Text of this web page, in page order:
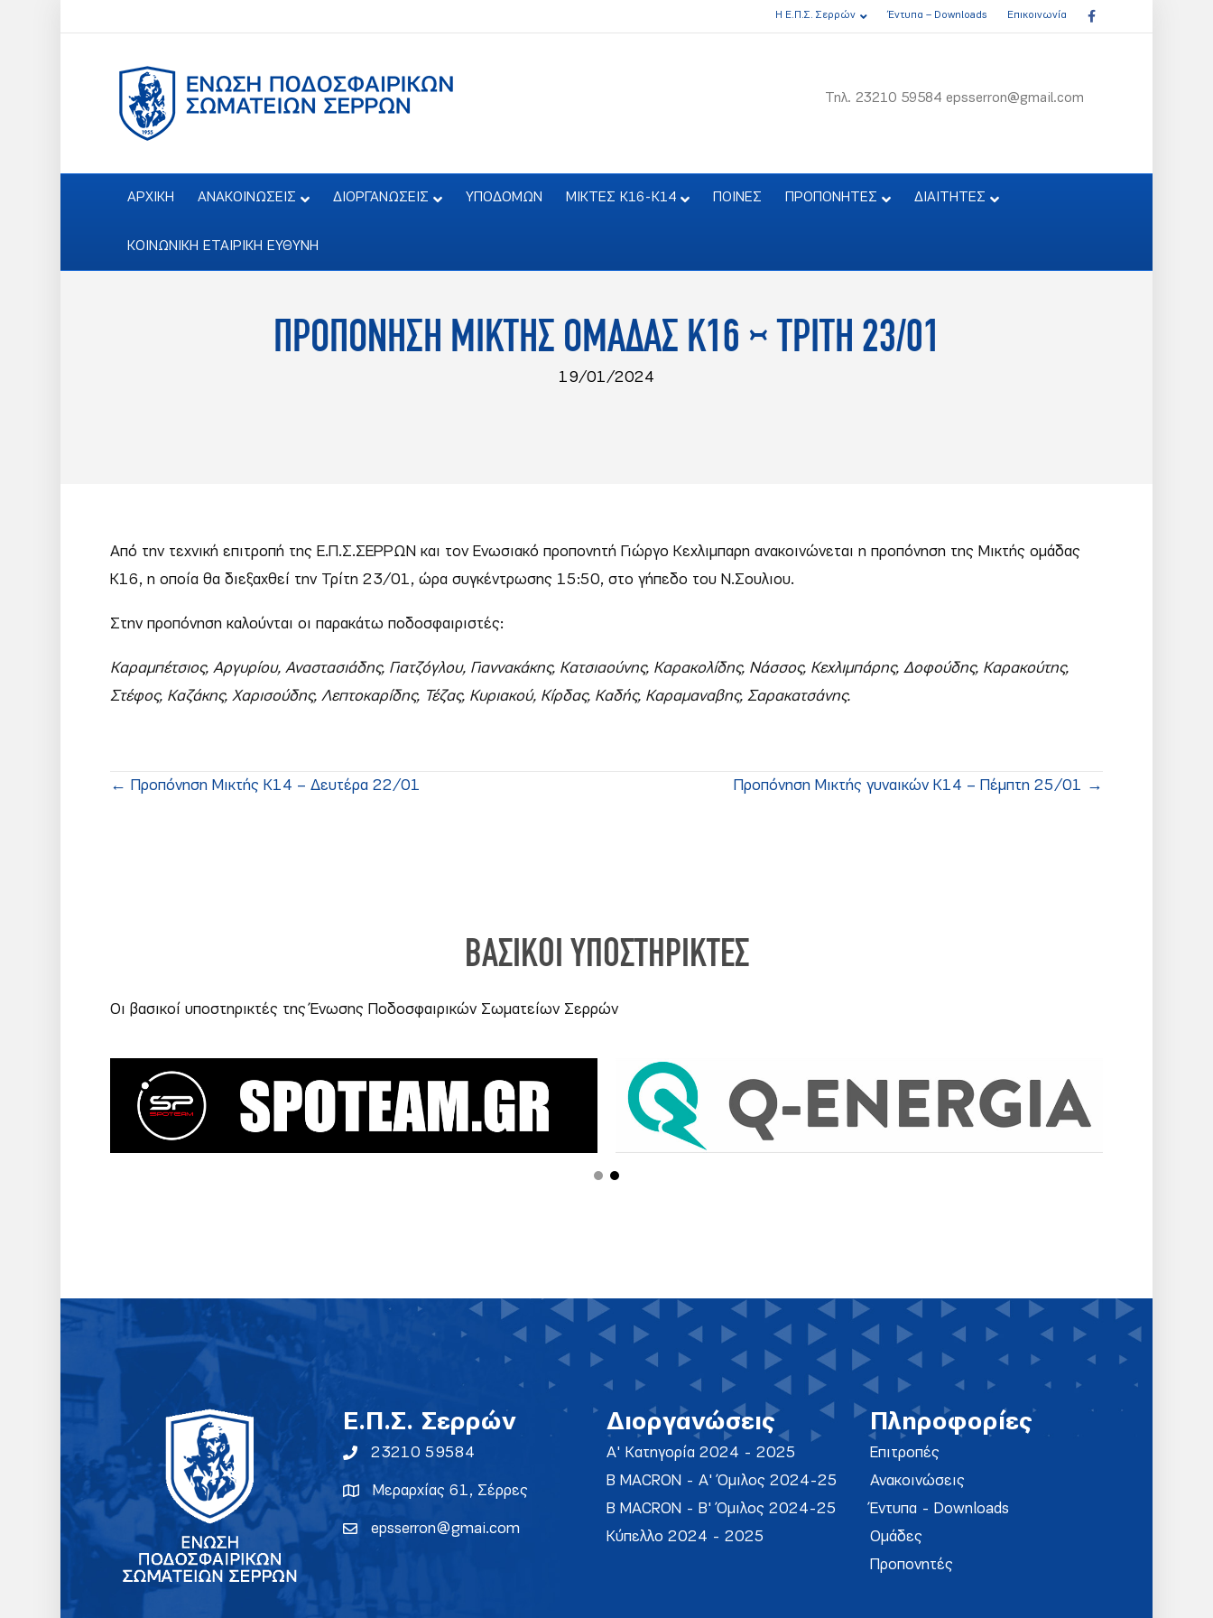
Η Ε.Π.Σ. Σερρών Έντυπα – Downloads Επικοινωνία Facebook
Τηλ. 23210 59584 epsserron@gmail.com
ΑΡΧΙΚΗ ΑΝΑΚΟΙΝΩΣΕΙΣ ΔΙΟΡΓΑΝΩΣΕΙΣ ΥΠΟΔΟΜΩΝ ΜΙΚΤΕΣ Κ16-Κ14 ΠΟΙΝΕΣ ΠΡΟΠΟΝΗΤΕΣ ΔΙΑΙΤΗΤΕΣ
ΚΟΙΝΩΝΙΚΗ ΕΤΑΙΡΙΚΗ ΕΥΘΥΝΗ
ΠΡΟΠΟΝΗΣΗ ΜΙΚΤΗΣ ΟΜΑΔΑΣ Κ16 – ΤΡΙΤΗ 23/01
19/01/2024
Από την τεχνική επιτροπή της Ε.Π.Σ.ΣΕΡΡΩΝ και τον Ενωσιακό προπονητή Γιώργο Κεχλιμπαρη ανακοινώνεται η προπόνηση της Μικτής ομάδας
Κ16, η οποία θα διεξαχθεί την Τρίτη 23/01, ώρα συγκέντρωσης 15:50, στο γήπεδο του Ν.Σουλιου.
Στην προπόνηση καλούνται οι παρακάτω ποδοσφαιριστές:
Καραμπέτσιος, Αργυρίου, Αναστασιάδης, Γιατζόγλου, Γιαννακάκης, Κατσιαούνης, Καρακολίδης, Νάσσος, Κεχλιμπάρης, Δοφούδης, Καρακούτης,
Στέφος, Καζάκης, Χαρισούδης, Λεπτοκαρίδης, Τέζας, Κυριακού, Κίρδας, Καδής, Καραμαναβης, Σαρακατσάνης.
Posts
← Προπόνηση Μικτής Κ14 – Δευτέρα 22/01 Προπόνηση Μικτής γυναικών Κ14 – Πέμπτη 25/01 →
ΒΑΣΙΚΟΙ ΥΠΟΣΤΗΡΙΚΤΕΣ
Οι βασικοί υποστηρικτές της Ένωσης Ποδοσφαιρικών Σωματείων Σερρών
E.Π.Σ. Σερρών
23210 59584
Μεραρχίας 61, Σέρρες
epsserron@gmai.com
Διοργανώσεις
Α' Κατηγορία 2024 - 2025
Β MACRON - Α' Όμιλος 2024-25
Β MACRON - Β' Όμιλος 2024-25
Κύπελλο 2024 - 2025
Πληροφορίες
Επιτροπές
Ανακοινώσεις
Έντυπα - Downloads
Ομάδες
Προπονητές